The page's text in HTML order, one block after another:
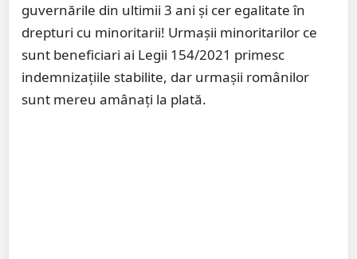
guvernările din ultimii 3 ani și cer egalitate în
drepturi cu minoritarii! Urmașii minoritarilor ce
sunt beneficiari ai Legii 154/2021 primesc
indemnizațiile stabilite, dar urmașii românilor
sunt mereu amânați la plată.